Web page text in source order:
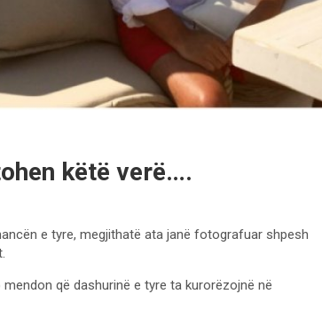
këtë verë….
e tyre, megjithatë ata janë fotografuar shpesh
që dashurinë e tyre ta kurorëzojnë në